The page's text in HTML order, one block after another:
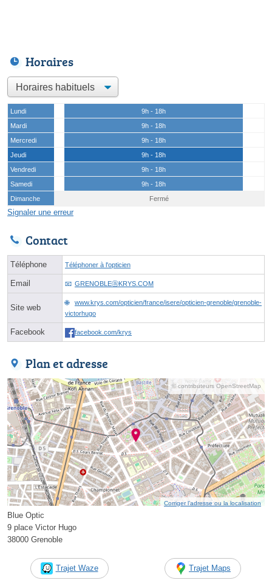
Horaires
Lundi
9h - 18h
Mardi
9h - 18h
Mercredi
9h - 18h
Jeudi
9h - 18h
Vendredi
9h - 18h
Samedi
9h - 18h
Dimanche
Fermé
Signaler une erreur
Contact
Téléphone Téléphoner à l'opticien
Email GRENOBLEⓐKRYS.COM
Site web
www.krys.com/opticien/france/isere/opticien-grenoble/grenoble-
victorhugo
Facebook facebook.com/krys
Plan et adresse
© contributeurs OpenStreetMap
Corriger l’adresse ou la localisation
Blue Optic
9 place Victor Hugo
38000 Grenoble
Trajet Waze Trajet Maps